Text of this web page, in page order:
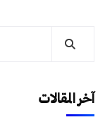
آخر المقالات